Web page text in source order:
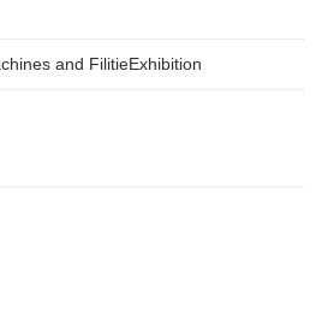
and FilitieExhibition